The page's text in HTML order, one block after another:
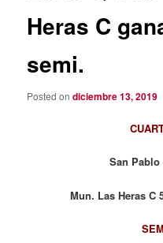
Heras C
semi.
Posted ondiciembre 13, 2019
San
Mun. Las Heras C